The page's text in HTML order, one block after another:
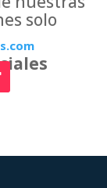
solo